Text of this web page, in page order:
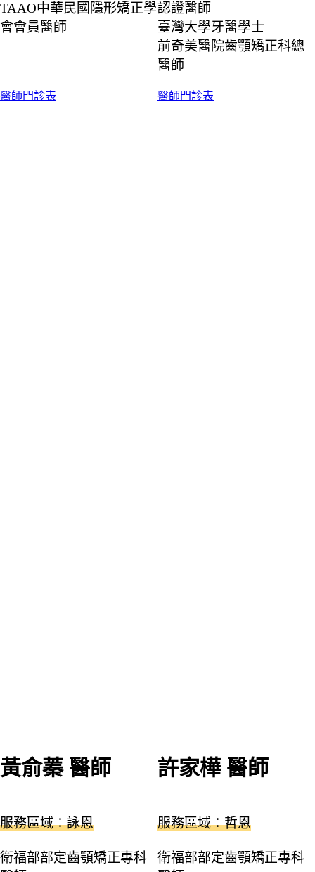
TAAO中華民國隱形矯正學
會會員醫師
認證醫師
臺灣大學牙醫學士
前奇美醫院齒顎矯正科總
醫師
醫師門診表 醫師門診表
黃俞蓁 醫師 許家樺 醫師
服務區域：詠恩
衛福部部定齒顎矯正專科
服務區域：哲恩
衛福部部定齒顎矯正專科